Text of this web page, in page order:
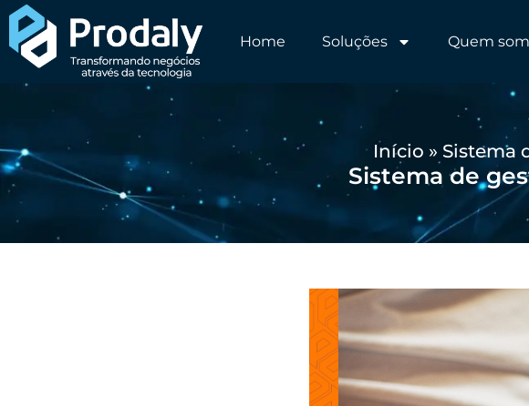
Home Soluções Quem
Início » Sistema
Sistema de